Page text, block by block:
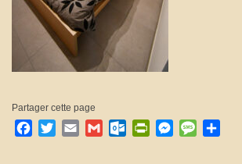
Partager cette page
Facebook
TwitterEmail GmailOutlook.com
PrintFriendly
Messenger
Message